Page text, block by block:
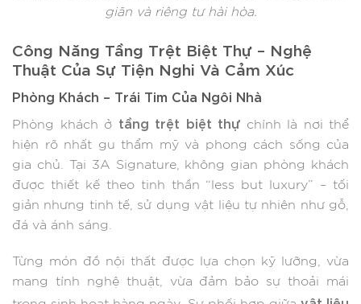
giãn và riêng tư hài hòa.
Công Năng Tầng Trệt Biệt Thự – Nghệ
Thuật Của Sự Tiện Nghi Và Cảm Xúc
Phòng Khách – Trái Tim Của Ngôi Nhà
Phòng khách ở tầng trệt biệt thự chính là nơi thể
hiện rõ nhất gu thẩm mỹ và phong cách sống của
gia chủ. Tại 3A Signature, không gian phòng khách
được thiết kế theo tinh thần “less but luxury” – tối
giản nhưng tinh tế, sử dụng vật liệu tự nhiên như gỗ,
đá và ánh sáng.
Từng món đồ nội thất được lựa chọn kỹ lưỡng, vừa
mang tính nghệ thuật, vừa đảm bảo sự thoải mái